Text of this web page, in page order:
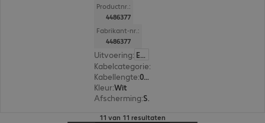
Productnr.:
4486377
Fabrikant-nr.:
4486377
Uitvoering: Europa
Kabelcategorie:
Kabellengte: 0,25 m
Kleur:Wit
Afscherming: S/FTP (PIMF)
11 van 11 resultaten